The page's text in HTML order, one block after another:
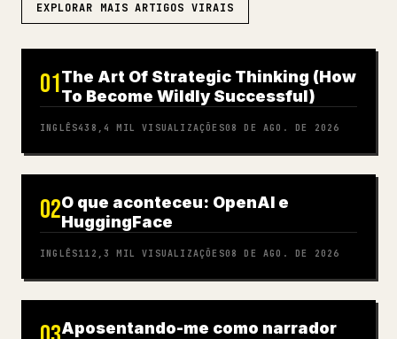
EXPLORAR MAIS ARTIGOS VIRAIS
01The Art Of Strategic Thinking (How
To Become Wildly Successful)
INGLÊS438,4 MIL VISUALIZAÇÕES08 DE AGO. DE 2026
02O que aconteceu: OpenAI e
HuggingFace
INGLÊS112,3 MIL VISUALIZAÇÕES08 DE AGO. DE 2026
Aposentando-me como narrador